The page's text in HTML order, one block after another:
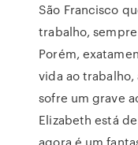
São Francisco
trabalho,
Porém,
vida ao
sofre um grave
Elizabeth está
agora é um